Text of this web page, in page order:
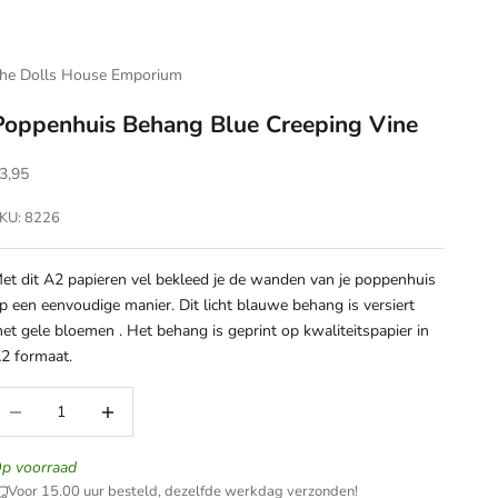
Dolls House Emporium
Behang Blue Creeping Vine
8226
dit A2 papieren vel bekleed je de wanden van je poppenhuis
een eenvoudige manier. Dit licht blauwe behang is versiert
gele bloemen . Het behang is geprint op kwaliteitspapier in
formaat.
voorraad
Voor 15.00 uur besteld, dezelfde werkdag verzonden!